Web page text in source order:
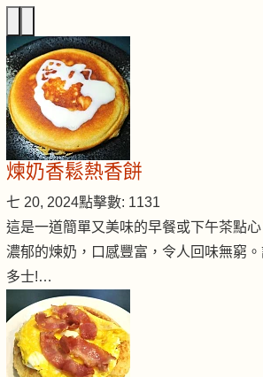
煉奶香鬆熱香餅
七 20, 2024點擊數: 1131
這是一道簡單又美味的早餐或下午茶點
濃郁的煉奶，口感豐富，令人回味無窮
多士!…